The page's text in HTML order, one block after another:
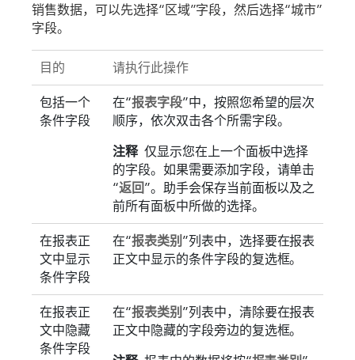
销售数据，可以先选择“区域”字段，然后选择“城市”
字段。
目的 请执行此操作
包括一个
条件字段
在“报表字段”中，按照您希望的层次
顺序，依次双击各个所需字段。
注释 仅显示您在上一个面板中选择
的字段。如果需要添加字段，请单击
“返回”。助手会保存当前面板以及之
前所有面板中所做的选择。
在报表正
文中显示
条件字段
在“报表类别 ”列表中，选择要在报表
正文中显示的条件字段的复选框。
在报表正
文中隐藏
条件字段
在“报表类别 ”列表中，清除要在报表
正文中隐藏的字段旁边的复选框。